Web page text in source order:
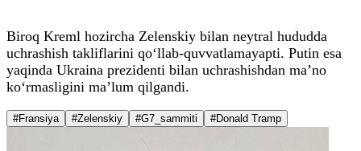
Biroq Kreml hozircha Zelenskiy bilan neytral hududda
uchrashish takliflarini qo‘llab-quvvatlamayapti. Putin esa
yaqinda Ukraina prezidenti bilan uchrashishdan ma’no
ko‘rmasligini ma’lum qilgandi.
#Fransiya #Zelenskiy #G7_sammiti #Donald Tramp